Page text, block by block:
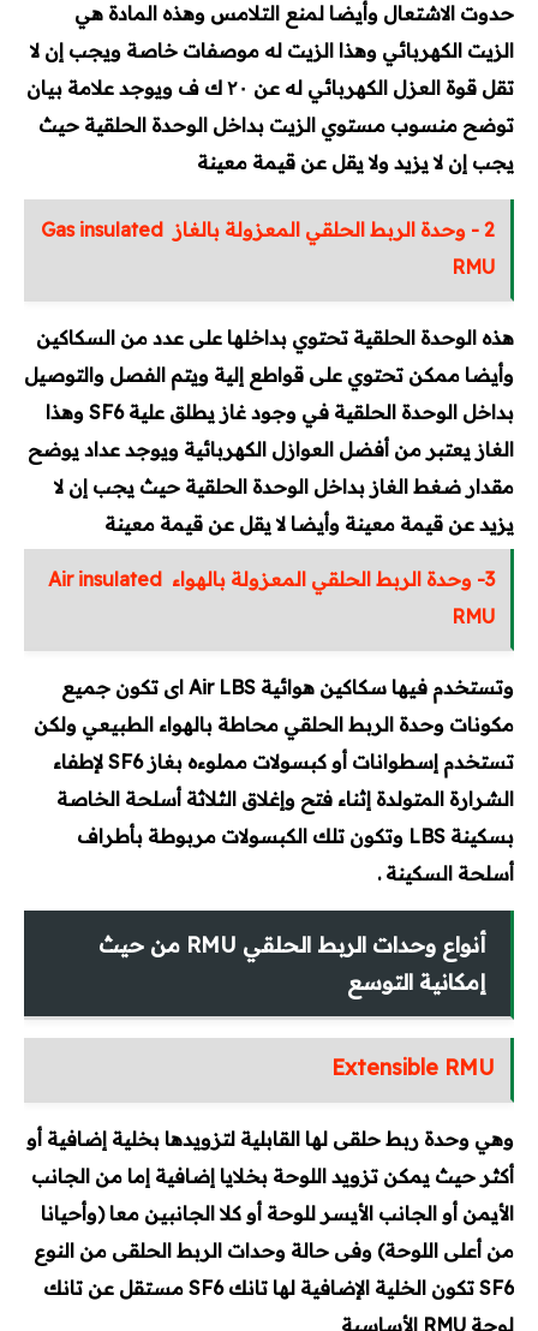
حدوت الاشتعال وأيضا لمنع التلامس وهذه المادة هي
الزيت الكهربائي وهذا الزيت له موصفات خاصة ويجب إن لا
تقل قوة العزل الكهربائي له عن ۲۰ ك ف ويوجد علامة بيان
توضح منسوب مستوي الزيت بداخل الوحدة الحلقية حيث
يجب إن لا يزيد ولا يقل عن قيمة معينة
2 - وحدة الربط الحلقي المعزولة بالغاز Gas insulated
RMU
هذه الوحدة الحلقية تحتوي بداخلها على عدد من السكاكين
وأيضا ممكن تحتوي على قواطع إلية ويتم الفصل والتوصيل
بداخل الوحدة الحلقية في وجود غاز يطلق علية SF6 وهذا
الغاز يعتبر من أفضل العوازل الكهربائية ويوجد عداد يوضح
مقدار ضغط الغاز بداخل الوحدة الحلقية حيث يجب إن لا
يزيد عن قيمة معينة وأيضا لا يقل عن قيمة معينة
3-
وحدة الربط الحلقي المعزولة بالهواء Air insulated
RMU
وتستخدم فيها سكاكين هوائية Air LBS اى تكون جميع
مكونات وحدة الربط الحلقي محاطة بالهواء الطبيعي ولكن
تستخدم إسطوانات أو كبسولات مملوءه بغاز SF6 لإطفاء
الشرارة المتولدة إثناء فتح وإغلاق الثلاثة أسلحة الخاصة
بسكينة LBS وتكون تلك الكبسولات مربوطة بأطراف
أسلحة السكينة .
أنواع وحدات الربط الحلقي RMU من حيث
إمكانية التوسع
Extensible RMU
وهي وحدة ربط حلقى لها القابلية لتزويدها بخلية إضافية أو
أكثر حيث يمكن تزويد اللوحة بخلايا إضافية إما من الجانب
الأيمن أو الجانب الأيسر للوحة أو كلا الجانبين معا (وأحيانا
من أعلى اللوحة) وفى حالة وحدات الربط الحلقى من النوع
SF6 تكون الخلية الإضافية لها تانك SF6 مستقل عن تانك
لوحة RMU الأساسية